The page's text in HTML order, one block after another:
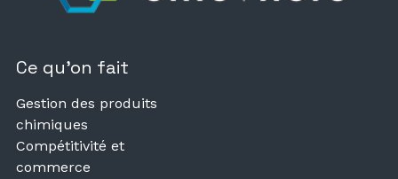
Ce qu’on fait
Gestion des produits
chimiques
Compétitivité et
commerce